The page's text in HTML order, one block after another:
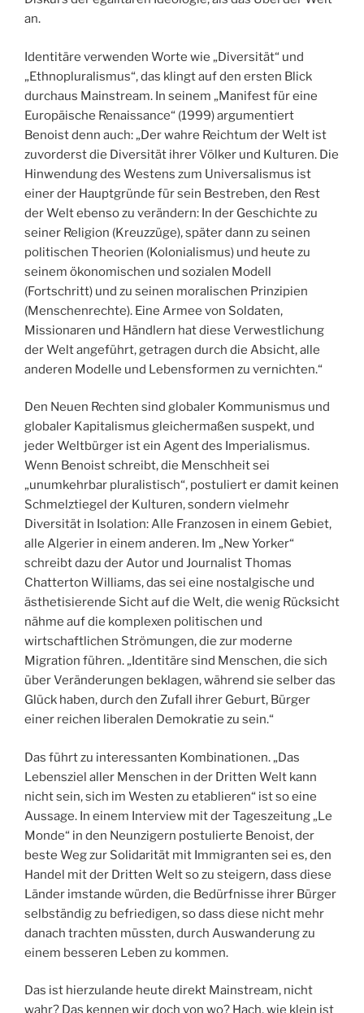
an.
Identitäre verwenden Worte wie „Diversität“ und
„Ethnopluralismus“, das klingt auf den ersten Blick
durchaus Mainstream. In seinem „Manifest für eine
Europäische Renaissance“ (1999) argumentiert
Benoist denn auch: „Der wahre Reichtum der Welt ist
zuvorderst die Diversität ihrer Völker und Kulturen. Die
Hinwendung des Westens zum Universalismus ist
einer der Hauptgründe für sein Bestreben, den Rest
der Welt ebenso zu verändern: In der Geschichte zu
seiner Religion (Kreuzzüge), später dann zu seinen
politischen Theorien (Kolonialismus) und heute zu
seinem ökonomischen und sozialen Modell
(Fortschritt) und zu seinen moralischen Prinzipien
(Menschenrechte). Eine Armee von Soldaten,
Missionaren und Händlern hat diese Verwestlichung
der Welt angeführt, getragen durch die Absicht, alle
anderen Modelle und Lebensformen zu vernichten.“
Den Neuen Rechten sind globaler Kommunismus und
globaler Kapitalismus gleichermaßen suspekt, und
jeder Weltbürger ist ein Agent des Imperialismus.
Wenn Benoist schreibt, die Menschheit sei
„unumkehrbar pluralistisch“, postuliert er damit keinen
Schmelztiegel der Kulturen, sondern vielmehr
Diversität in Isolation: Alle Franzosen in einem Gebiet,
alle Algerier in einem anderen. Im „New Yorker“
schreibt dazu der Autor und Journalist Thomas
Chatterton Williams, das sei eine nostalgische und
ästhetisierende Sicht auf die Welt, die wenig Rücksicht
nähme auf die komplexen politischen und
wirtschaftlichen Strömungen, die zur moderne
Migration führen. „Identitäre sind Menschen, die sich
über Veränderungen beklagen, während sie selber das
Glück haben, durch den Zufall ihrer Geburt, Bürger
einer reichen liberalen Demokratie zu sein.“
Das führt zu interessanten Kombinationen. „Das
Lebensziel aller Menschen in der Dritten Welt kann
nicht sein, sich im Westen zu etablieren“ ist so eine
Aussage. In einem Interview mit der Tageszeitung „Le
Monde“ in den Neunzigern postulierte Benoist, der
beste Weg zur Solidarität mit Immigranten sei es, den
Handel mit der Dritten Welt so zu steigern, dass diese
Länder imstande würden, die Bedürfnisse ihrer Bürger
selbständig zu befriedigen, so dass diese nicht mehr
danach trachten müssten, durch Auswanderung zu
einem besseren Leben zu kommen.
Das ist hierzulande heute direkt Mainstream, nicht
wahr? Das kennen wir doch von wo? Hach, wie klein ist